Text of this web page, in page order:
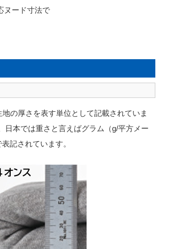
ヌード寸法で
の厚さを表す単位として記載されていま
本では重さと言えばグラム（g/平方メー
記されています。